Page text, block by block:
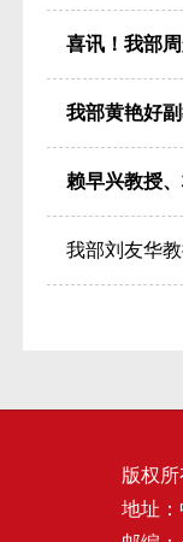
喜讯！我部
我部黄艳好
赖早兴教授
我部刘友华
版权
地址